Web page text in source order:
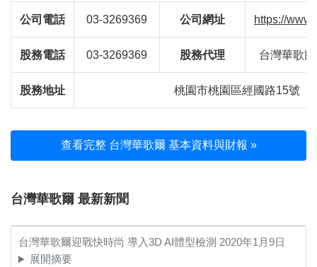
公司電話 03-3269369 公司網址 https://
股務電話 03-3269369 股務代理 台灣華歌
股務地址 桃園市桃園區經國路15號
查看完整 台灣華歌爾 基本資料與財報 »
台灣華歌爾 最新新聞
台灣華歌爾迎戰快時尚 導入3D AI體型檢測 2020年1月9日
展開摘要